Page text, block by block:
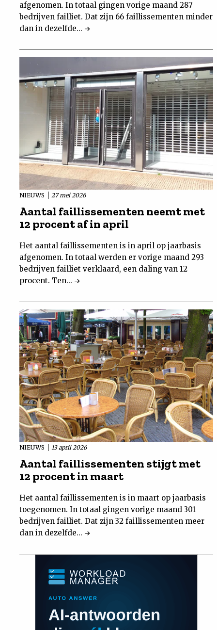
afgenomen. In totaal gingen vorige maand 287
bedrijven failliet. Dat zijn 66 faillissementen minder
dan in dezelfde...
NIEUWS 27 mei 2026
Aantal faillissementen neemt met
12 procent af in april
Het aantal faillissementen is in april op jaarbasis
afgenomen. In totaal werden er vorige maand 293
bedrijven failliet verklaard, een daling van 12
procent. Ten...
NIEUWS 13 april 2026
Aantal faillissementen stijgt met
12 procent in maart
Het aantal faillissementen is in maart op jaarbasis
toegenomen. In totaal gingen vorige maand 301
bedrijven failliet. Dat zijn 32 faillissementen meer
dan in dezelfde...